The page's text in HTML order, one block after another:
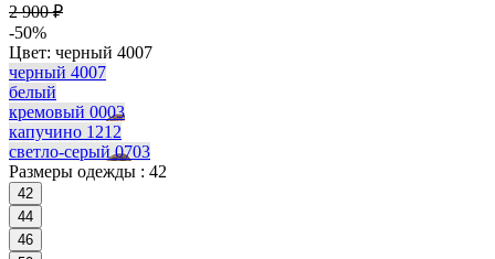
2 900 ₽
-50%
Цвет: черный 4007
черный 4007
белый
кремовый 0003
капучино 1212
светло-серый 0703
Размеры одежды : 42
42
44
46